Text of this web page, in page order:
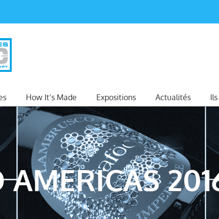
How It’s Made Expositions Actualités
AMERICAS